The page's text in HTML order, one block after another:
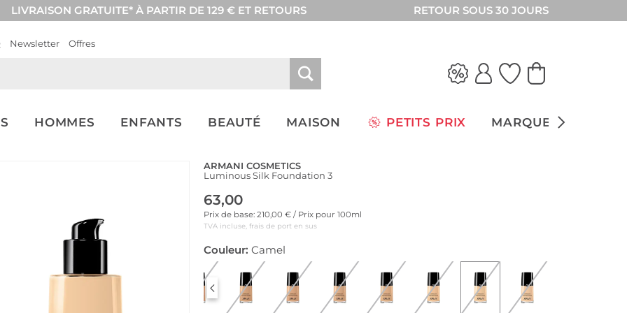
LIVRAISON GRATUITE* À PARTIR DE 129 € ET RETOURS RETOUR SOUS 30 JOURS
Newsletter Offres
HOMMES ENFANTS BEAUTÉ MAISON PETITS PRIX MARQUES
ARMANI COSMETICS
Luminous Silk Foundation 3
63,00
Prix de base: 210,00 € / Prix pour 100ml
TVA incluse, frais de port en sus
Couleur: Camel